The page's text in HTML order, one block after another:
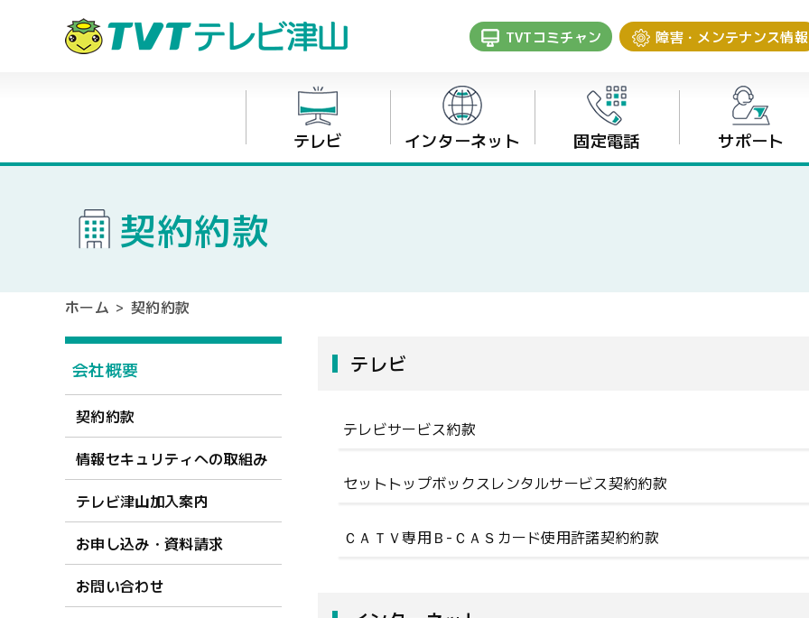
TVTコミチャン 障害・メンテナンス情報
テレビ インターネット 固定電話 サポート
契約約款
ホーム > 契約約款
テレビ
テレビサービス約款
セットトップボックスレンタルサービス契約約款
ＣＡＴＶ専用Ｂ-ＣＡＳカード使用許諾契約約款
会社概要
契約約款
情報セキュリティへの取組み
テレビ津山加入案内
お申し込み・資料請求
お問い合わせ